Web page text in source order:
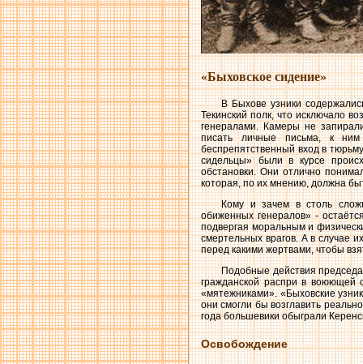
«Быховское сидение»
В Быхове узники
Текинский полк, что исключало
генералами. Камеры не
писать личные письма, к ним
беспрепятственный вход в
сидельцы» были в курсе
обстановки. Они отлично
которая, по их мнению, должна
Кому и зачем в столь
обиженных генералов» -
подвергая моральным и
смертельных врагов. А в случае
перед какими жертвами, чтобы
Подобные действия
гражданской распри в воюющей
«мятежниками». «Быховские
они смогли бы возглавить
года большевики обыграли
Освобождение